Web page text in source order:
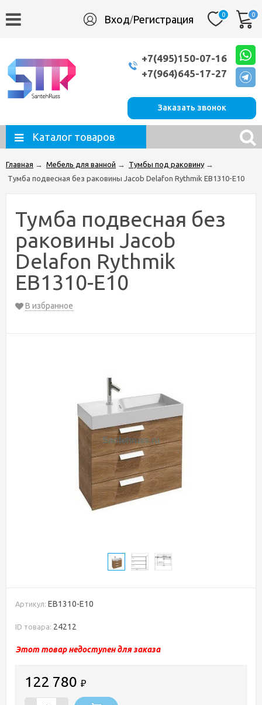
Вход/Регистрация 0 0
+7(495)150-07-16
+7(964)645-17-27
Заказать звонок
Каталог товаров
Главная → Мебель для ванной → Тумбы под раковину →
Тумба подвесная без раковины Jacob Delafon Rythmik EB1310-E10
Тумба подвесная без
раковины Jacob
Delafon Rythmik
EB1310-E10
В избранное
Артикул: EB1310-E10
ID товара: 24212
Этот товар недоступен для заказа
122 780 ₽